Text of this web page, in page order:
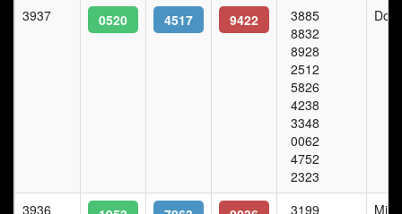
3937 0520 4517 9422
3885
8832
8928
2512
5826
4238
3348
0062
4752
2323
3936
3199